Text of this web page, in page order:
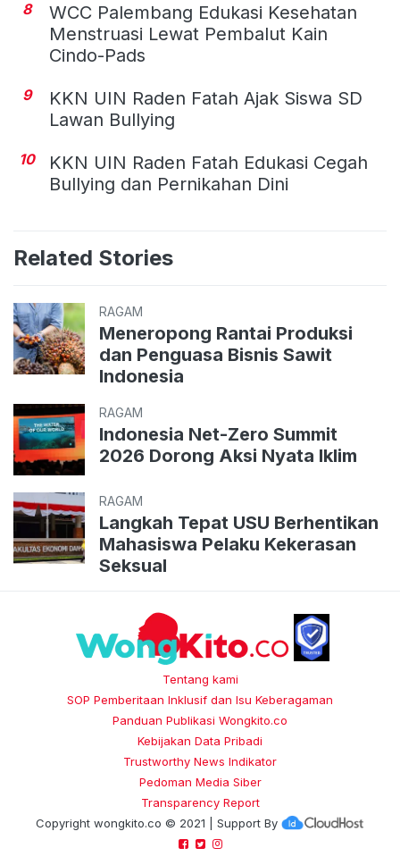
8
WCC Palembang Edukasi Kesehatan
Menstruasi Lewat Pembalut Kain
Cindo-Pads
9
KKN UIN Raden Fatah Ajak Siswa SD
Lawan Bullying
10
KKN UIN Raden Fatah Edukasi Cegah
Bullying dan Pernikahan Dini
Related Stories
RAGAM
Meneropong Rantai Produksi
dan Penguasa Bisnis Sawit
Indonesia
RAGAM
Indonesia Net-Zero Summit
2026 Dorong Aksi Nyata Iklim
RAGAM
Langkah Tepat USU Berhentikan
Mahasiswa Pelaku Kekerasan
Seksual
Tentang kami
SOP Pemberitaan Inklusif dan Isu Keberagaman
Panduan Publikasi Wongkito.co
Kebijakan Data Pribadi
Trustworthy News Indikator
Pedoman Media Siber
Transparency Report
Copyright wongkito.co © 2021 | Support By